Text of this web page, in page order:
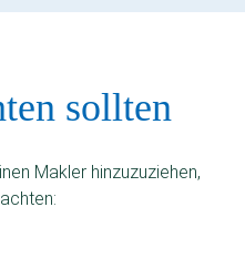
sollten
Makler hinzuzuziehen,